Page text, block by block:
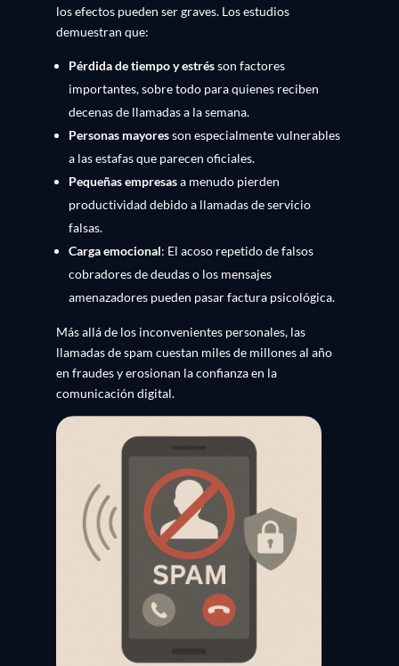
los efectos pueden ser graves. Los estudios
demuestran que:
Pérdida de tiempo y estrésson factores
importantes, sobre todo para quienes reciben
decenas de llamadas a la semana.
Personas mayoresson especialmente vulnerables
a las estafas que parecen oficiales.
Pequeñas empresasa menudo pierden
productividad debido a llamadas de servicio
falsas.
Carga emocional: El acoso repetido de falsos
cobradores de deudas o los mensajes
amenazadores pueden pasar factura psicológica.
Más allá de los inconvenientes personales, las
llamadas de spam cuestan miles de millones al año
en fraudes y erosionan la confianza en la
comunicación digital.